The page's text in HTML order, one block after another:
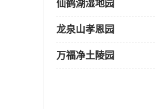
仙鹤湖湿地园
龙泉山孝恩园
万福净土陵园